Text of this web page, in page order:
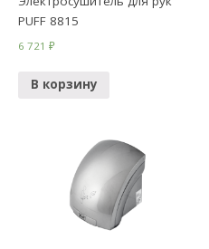
PUFF 8815
6 721₽
В корзину